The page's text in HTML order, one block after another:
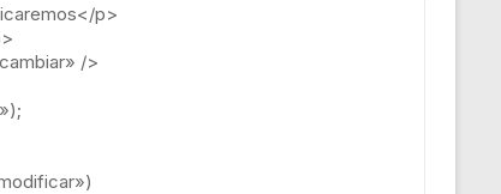
</p>
>
/>
);
)